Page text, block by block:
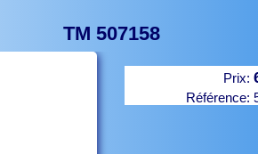
TM 507158
Prix:
Référence: